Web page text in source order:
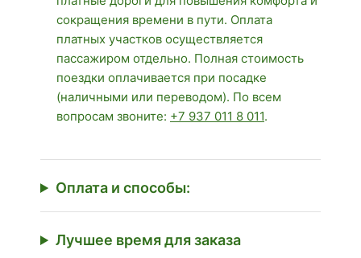
сокращения времени в пути. Оплата
платных участков осуществляется
пассажиром отдельно. Полная стоимость
поездки оплачивается при посадке
(наличными или переводом). По всем
вопросам звоните: +7 937 011 8 011.
Оплата и способы:
Лучшее время для заказа